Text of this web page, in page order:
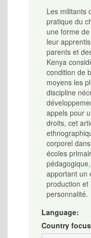
Les militants
pratique du
une forme
leur
parents et
Kenya
condition de
moyens les
discipline
appels pour
droits, cet
corporel
écoles
apportant un
production et
personnalité.
Language:
Country